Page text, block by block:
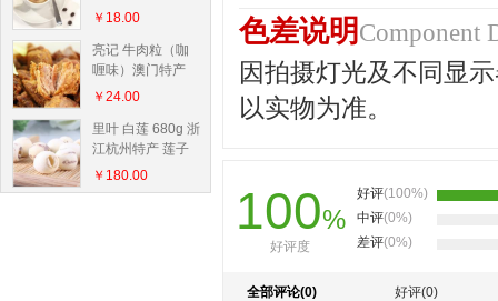
醇诱人 口感顺滑
￥18.00
亮记 牛肉粒（咖
喱味）澳门特产
290g 牛肉 牛肉粒
￥24.00
里叶 白莲 680g 浙
江杭州特产 莲子
口感粉面 营养丰
￥180.00
色差说明Component
因拍摄灯光及不同显
以实物为准。
100%
好评度
好评(100%)
中评(0%)
差评(0%)
全部评论(0) 好评(0)